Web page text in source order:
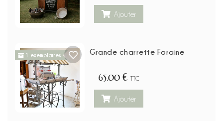
Ajouter
1 exemplaires Grande charrette Foraine
65,00 € TTC
Ajouter